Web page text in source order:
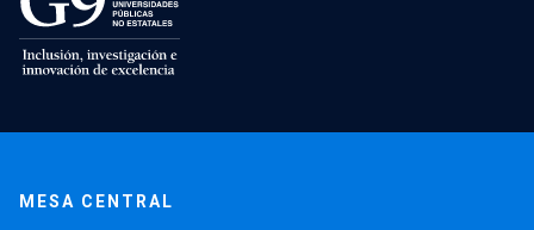
MESA CENTRAL